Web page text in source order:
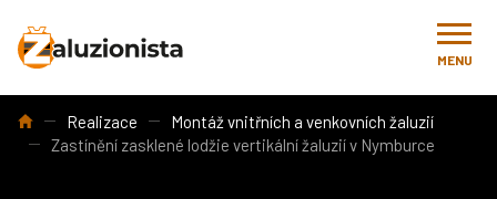
MENU
Úvod Realizace
Montáž vnitřních a venkovních žaluzií
Zastínění zasklené lodžie vertikální žaluzií v Nymburce